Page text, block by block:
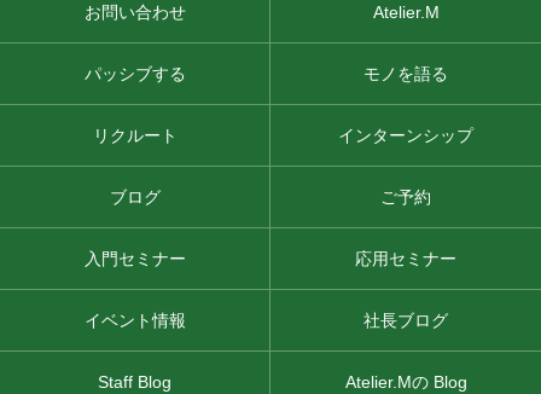
お問い合わせ Atelier.M
パッシブする モノを語る
リクルート インターンシップ
ブログ ご予約
入門セミナー 応用セミナー
イベント情報 社長ブログ
Staff Blog Atelier.Mの Blog